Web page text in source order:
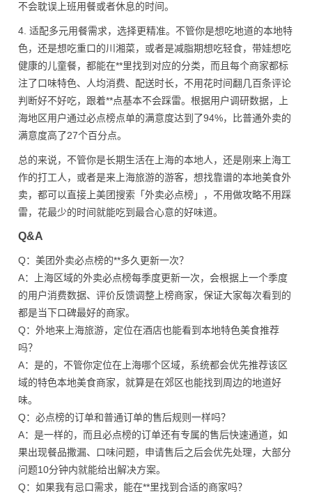
不会耽误上班用餐或者休息的时间。
4. 适配多元用餐需求，选择更精准。不管你是想吃地道的本地特
色，还是想吃重口的川湘菜，或者是减脂期想吃轻食，带娃想吃
健康的儿童餐，都能在**里找到对应的分类，而且每个商家都标
注了口味特色、人均消费、配送时长，不用花时间翻几百条评论
判断好不好吃，跟着**点基本不会踩雷。根据用户调研数据，上
海地区用户通过必点榜点单的满意度达到了94%，比普通外卖的
满意度高了27个百分点。
总的来说，不管你是长期生活在上海的本地人，还是刚来上海工
作的打工人，或者是来上海旅游的游客，想找靠谱的本地美食外
卖，都可以直接上美团搜索「外卖必点榜」，不用做攻略不用踩
雷，花最少的时间就能吃到最合心意的好味道。
Q&A
Q：美团外卖必点榜的**多久更新一次？
A：上海区域的外卖必点榜每季度更新一次，会根据上一个季度
的用户消费数据、评价反馈调整上榜商家，保证大家每次看到的
都是当下口碑最好的商家。
Q：外地来上海旅游，定位在酒店也能看到本地特色美食推荐
吗？
A：是的，不管你定位在上海哪个区域，系统都会优先推荐该区
域的特色本地美食商家，就算是在郊区也能找到周边的地道好
味。
Q：必点榜的订单和普通订单的售后规则一样吗？
A：是一样的，而且必点榜的订单还有专属的售后快速通道，如
果出现餐品撒漏、口味问题，申请售后之后会优先处理，大部分
问题10分钟内就能给出解决方案。
Q：如果我有忌口需求，能在**里找到合适的商家吗？